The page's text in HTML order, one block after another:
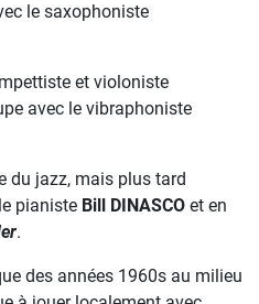
le saxophoniste
et violoniste
avec le vibraphoniste
du jazz, mais plus tard
pianiste Bill DINASCO et en
.
des années 1960s au milieu